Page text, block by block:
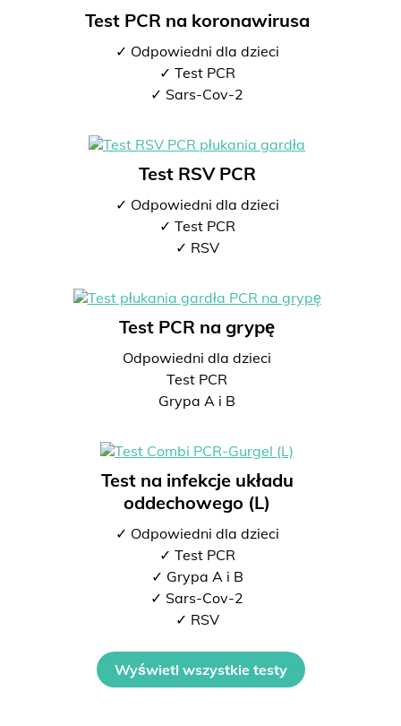
Test PCR na koronawirusa
✓ Odpowiedni dla dzieci
✓ Test PCR
✓ Sars-Cov-2
Test RSV PCR
✓ Odpowiedni dla dzieci
✓ Test PCR
✓ RSV
Test PCR na grypę
Odpowiedni dla dzieci
Test PCR
Grypa A i B
Test na infekcje układu
oddechowego (L)
✓ Odpowiedni dla dzieci
✓ Test PCR
✓ Grypa A i B
✓ Sars-Cov-2
✓ RSV
Wyświetl wszystkie testy